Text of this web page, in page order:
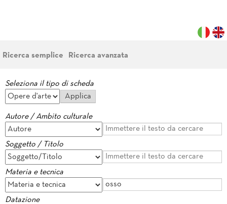
Ricerca semplice Ricerca avanzata
Seleziona il tipo di scheda
Autore / Ambito culturale
Soggetto / Titolo
Materia e tecnica
Datazione